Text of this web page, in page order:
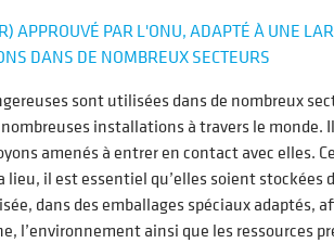
APPROUVÉ PAR L'ONU, ADAPTÉ À UNE
DANS DE NOMBREUX SECTEURS
sont utilisées dans de nombreux
installations à travers le monde.
amenés à entrer en contact avec elles.
lieu, il est essentiel qu’elles soient stockées
dans des emballages spéciaux adaptés,
l’environnement ainsi que les ressources